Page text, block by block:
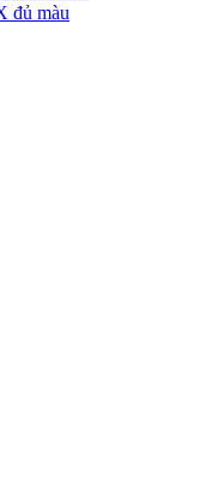
đủ màu